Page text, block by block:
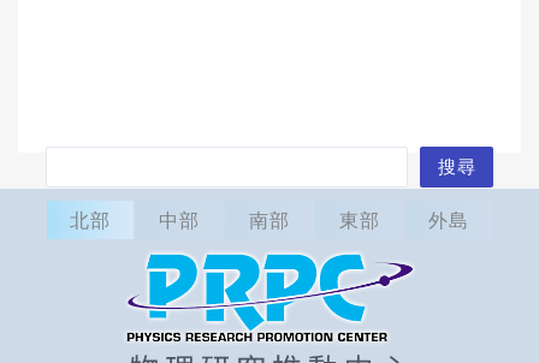
尋
搜尋
北部 中部 南部 東部 外島